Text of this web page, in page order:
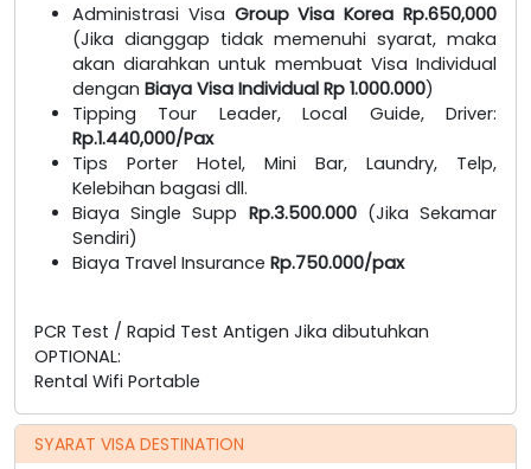
Administrasi Visa Group Visa Korea Rp.650,000
(Jika dianggap tidak memenuhi syarat, maka
akan diarahkan untuk membuat Visa Individual
dengan Biaya Visa Individual Rp 1.000.000)
Tipping Tour Leader, Local Guide, Driver:
Rp.1.440,000/Pax
Tips Porter Hotel, Mini Bar, Laundry, Telp,
Kelebihan bagasi dll.
Biaya Single Supp Rp.3.500.000(Jika Sekamar
Sendiri)
Biaya Travel Insurance Rp.750.000/pax
PCR Test / Rapid Test Antigen Jika dibutuhkan
OPTIONAL:
Rental Wifi Portable
SYARAT VISA DESTINATION